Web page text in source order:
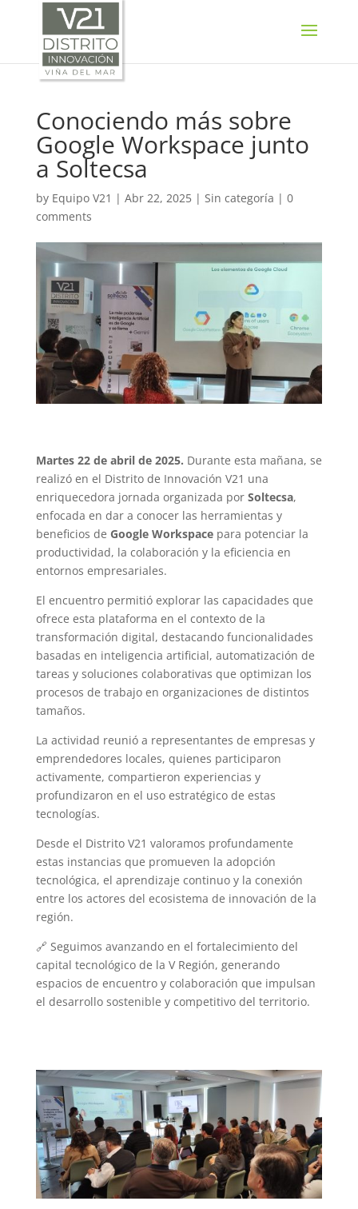
Conociendo más sobre
Google Workspace junto
a Soltecsa
by Equipo V21 | Abr 22, 2025| Sin categoría | 0
comments
Martes 22 de abril de 2025. Durante esta mañana, se
realizó en el Distrito de Innovación V21 una
enriquecedora jornada organizada por Soltecsa,
enfocada en dar a conocer las herramientas y
beneficios de Google Workspacepara potenciar la
productividad, la colaboración y la eficiencia en
entornos empresariales.
El encuentro permitió explorar las capacidades que
ofrece esta plataforma en el contexto de la
transformación digital, destacando funcionalidades
basadas en inteligencia artificial, automatización de
tareas y soluciones colaborativas que optimizan los
procesos de trabajo en organizaciones de distintos
tamaños.
La actividad reunió a representantes de empresas y
emprendedores locales, quienes participaron
activamente, compartieron experiencias y
profundizaron en el uso estratégico de estas
tecnologías.
Desde el Distrito V21 valoramos profundamente
estas instancias que promueven la adopción
tecnológica, el aprendizaje continuo y la conexión
entre los actores del ecosistema de innovación de la
región.
🔗 Seguimos avanzando en el fortalecimiento del
capital tecnológico de la V Región, generando
espacios de encuentro y colaboración que impulsan
el desarrollo sostenible y competitivo del territorio.
SELECT LANGUAGE ▼